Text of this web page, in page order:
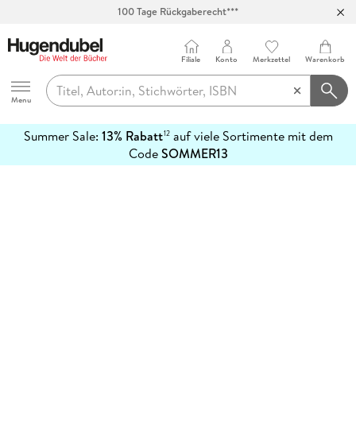
100 Tage Rückgaberecht***
Hugendubel
Menu
Filiale Konto Merkzettel Warenkorb
Summer Sale: 13% Rabatt12auf viele Sortimente mit dem
CodeSOMMER13
erfahren